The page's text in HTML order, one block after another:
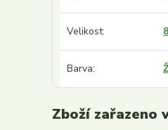
Velikost
Barva
Zboží zařazeno